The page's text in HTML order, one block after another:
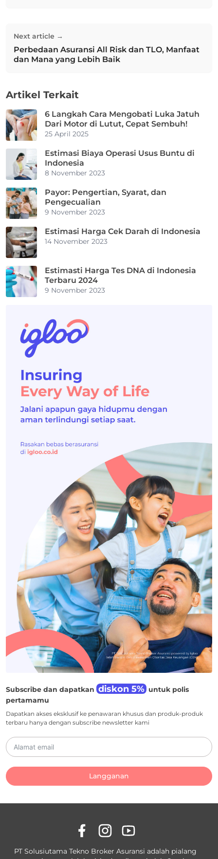
Next article →
Next post:
Perbedaan Asuransi All Risk dan TLO, Manfaat
dan Mana yang Lebih Baik
Artikel Terkait
6 Langkah Cara Mengobati Luka Jatuh
Dari Motor di Lutut, Cepat Sembuh!
25 April 2025
Estimasi Biaya Operasi Usus Buntu di
Indonesia
8 November 2023
Payor: Pengertian, Syarat, dan
Pengecualian
9 November 2023
Estimasi Harga Cek Darah di Indonesia
14 November 2023
Estimasti Harga Tes DNA di Indonesia
Terbaru 2024
9 November 2023
Subscribe dan dapatkan diskon 5% untuk polis
pertamamu
Dapatkan akses eksklusif ke penawaran khusus dan produk-produk
terbaru hanya dengan subscribe newsletter kami
Langganan
PT Solusiutama Tekno Broker Asuransi adalah pialang